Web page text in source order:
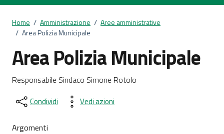
Home / Amministrazione / Aree amministrative
/ Area Polizia Municipale
Area Polizia Municipale
Dettagli del documento
Responsabile Sindaco Simone Rotolo
Condividi Vedi azioni
Argomenti